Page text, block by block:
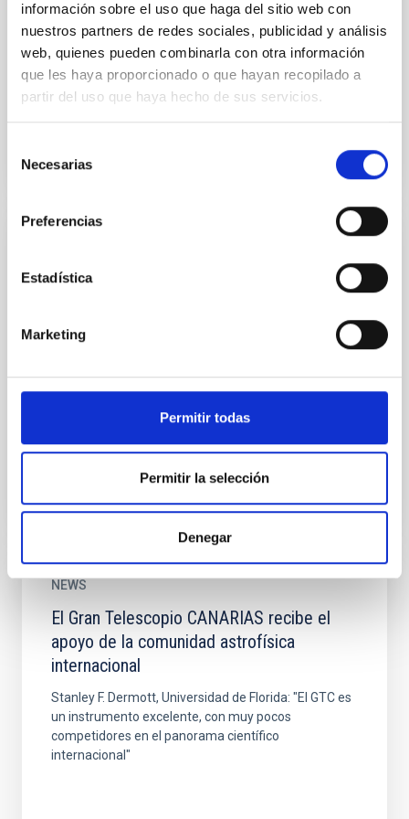
información sobre el uso que haga del sitio web con
nuestros partners de redes sociales, publicidad y análisis
web, quienes pueden combinarla con otra información
que les haya proporcionado o que hayan recopilado a
partir del uso que haya hecho de sus servicios.
Necesarias
Preferencias
Estadística
Marketing
Permitir todas
Permitir la selección
Denegar
Hoy viernes, 16 de febrero, el Consejo de
Administración de GRANTECAN, la sociedad pública
creada para la construcción del "Gran Telescopio
CANARIAS" (GTC) y...
El Consejo Rector del Instituto de
consolidación de este centro de
ciencia básica, desarrollo tecnológico y divulgación
NEWS
El Gran Telescopio CANARIAS recibe el
apoyo de la comunidad astrofísica
internacional
Stanley F. Dermott, Universidad de Florida: "El GTC es
un instrumento excelente, con muy pocos
competidores en el panorama científico
internacional"